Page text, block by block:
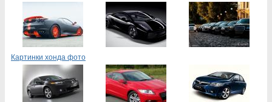
Картинки хонда фото